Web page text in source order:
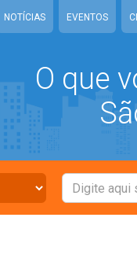
NOTÍCIAS EVENTOS
O que